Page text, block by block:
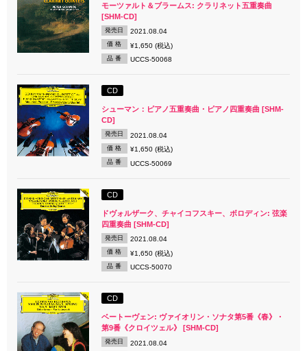
モーツァルト＆ブラームス: クラリネット五重奏曲
[SHM-CD]
発売日 2021.08.04
価 格 ¥1,650 (税込)
品 番 UCCS-50068
CD
シューマン：ピアノ五重奏曲・ピアノ四重奏曲 [SHM-
CD]
発売日 2021.08.04
価 格 ¥1,650 (税込)
品 番 UCCS-50069
CD
ドヴォルザーク、チャイコフスキー、ボロディン: 弦楽
四重奏曲 [SHM-CD]
発売日 2021.08.04
価 格 ¥1,650 (税込)
品 番 UCCS-50070
CD
ベートーヴェン: ヴァイオリン・ソナタ第5番《春》・
第9番《クロイツェル》 [SHM-CD]
発売日 2021.08.04